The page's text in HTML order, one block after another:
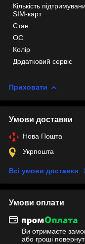
Кількість
SIM-карт
Стан
ОС
Колір
Додатковий сервіс
Приховати
Умови доставки
Нова Пошта
Укрпошта
Всі умови доставки
Умови оплати
Ви отримаєте
або гроші